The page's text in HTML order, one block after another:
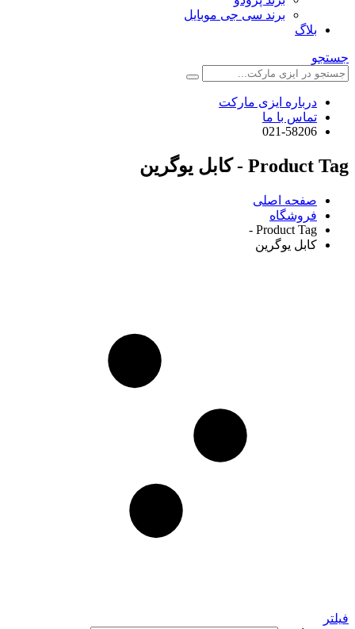
برند سی جی موبایل
بلاگ
جستجو
درباره ایزی مارکت
تماس با ما
021-58206
Product Tag - کابل یوگرین
صفحه اصلی
فروشگاه
Product Tag -
کابل یوگرین
فیلتر